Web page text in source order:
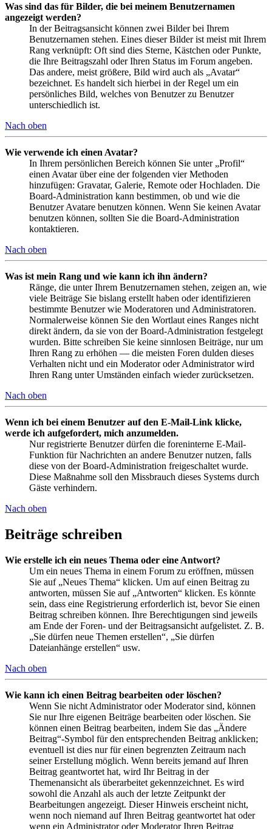
Was sind das für Bilder, die bei meinem Benutzernamen
angezeigt werden?
In der Beitragsansicht können zwei Bilder bei Ihrem
Benutzernamen stehen. Eines dieser Bilder ist meist mit Ihrem
Rang verknüpft: Oft sind dies Sterne, Kästchen oder Punkte,
die Ihre Beitragszahl oder Ihren Status im Forum angeben.
Das andere, meist größere, Bild wird auch als „Avatar“
bezeichnet. Es handelt sich hierbei in der Regel um ein
persönliches Bild, welches von Benutzer zu Benutzer
unterschiedlich ist.
Nach oben
Wie verwende ich einen Avatar?
In Ihrem persönlichen Bereich können Sie unter „Profil“
einen Avatar über eine der folgenden vier Methoden
hinzufügen: Gravatar, Galerie, Remote oder Hochladen. Die
Board-Administration kann bestimmen, ob und wie die
Benutzer Avatare benutzen können. Wenn Sie keinen Avatar
benutzen können, sollten Sie die Board-Administration
kontaktieren.
Nach oben
Was ist mein Rang und wie kann ich ihn ändern?
Ränge, die unter Ihrem Benutzernamen stehen, zeigen an, wie
viele Beiträge Sie bislang erstellt haben oder identifizieren
bestimmte Benutzer wie Moderatoren und Administratoren.
Normalerweise können Sie den Wortlaut eines Ranges nicht
direkt ändern, da sie von der Board-Administration festgelegt
wurden. Bitte schreiben Sie keine sinnlosen Beiträge, nur um
Ihren Rang zu erhöhen — die meisten Foren dulden dieses
Verhalten nicht und ein Moderator oder Administrator wird
Ihren Rang unter Umständen einfach wieder zurücksetzen.
Nach oben
Wenn ich bei einem Benutzer auf den E-Mail-Link klicke,
werde ich aufgefordert, mich anzumelden.
Nur registrierte Benutzer dürfen die foreninterne E-Mail-
Funktion für Nachrichten an andere Benutzer nutzen, falls
diese von der Board-Administration freigeschaltet wurde.
Diese Maßnahme soll den Missbrauch dieses Systems durch
Gäste verhindern.
Nach oben
Beiträge schreiben
Wie erstelle ich ein neues Thema oder eine Antwort?
Um ein neues Thema in einem Forum zu eröffnen, müssen
Sie auf „Neues Thema“ klicken. Um auf einen Beitrag zu
antworten, müssen Sie auf „Antworten“ klicken. Es könnte
sein, dass eine Registrierung erforderlich ist, bevor Sie einen
Beitrag schreiben können. Ihre Berechtigungen sind jeweils
am Ende der Foren- und der Beitragsansicht aufgelistet. Z. B.
„Sie dürfen neue Themen erstellen“, „Sie dürfen
Dateianhänge erstellen“ usw.
Nach oben
Wie kann ich einen Beitrag bearbeiten oder löschen?
Wenn Sie nicht Administrator oder Moderator sind, können
Sie nur Ihre eigenen Beiträge bearbeiten oder löschen. Sie
können einen Beitrag bearbeiten, indem Sie das „Ändere
Beitrag“-Symbol für den entsprechenden Beitrag anklicken;
eventuell ist dies nur für einen begrenzten Zeitraum nach
seiner Erstellung möglich. Wenn bereits jemand auf Ihren
Beitrag geantwortet hat, wird Ihr Beitrag in der
Themenansicht als überarbeitet gekennzeichnet. Es wird
sowohl die Anzahl als auch der letzte Zeitpunkt der
Bearbeitungen angezeigt. Dieser Hinweis erscheint nicht,
wenn noch niemand auf Ihren Beitrag geantwortet hat oder
wenn ein Administrator oder Moderator Ihren Beitrag